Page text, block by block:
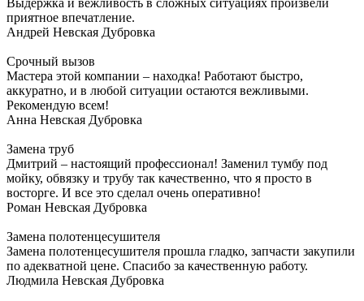
приятное впечатление.
Андрей Невская Дубровка
Срочный вызов
Мастера этой компании – находка! Работают быстро,
аккуратно, и в любой ситуации остаются вежливыми.
Рекомендую всем!
Анна Невская Дубровка
Замена труб
Дмитрий – настоящий профессионал! Заменил тумбу под
мойку, обвязку и трубу так качественно, что я просто в
восторге. И все это сделал очень оперативно!
Роман Невская Дубровка
Замена полотенцесушителя
Замена полотенцесушителя прошла гладко, запчасти закупили
по адекватной цене. Спасибо за качественную работу.
Людмила Невская Дубровка